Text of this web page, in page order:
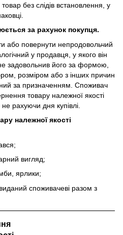
без слідів встановлення, у
за рахунок покупця.
або повернути непродовольчий
у продавця, у якого він
задовольнив його за формою,
розміром або з інших причин
за призначенням. Споживач
товару належної якості
рахуючи дня купівлі.
належної якості
вигляд;
ярлики;
споживачеві разом з